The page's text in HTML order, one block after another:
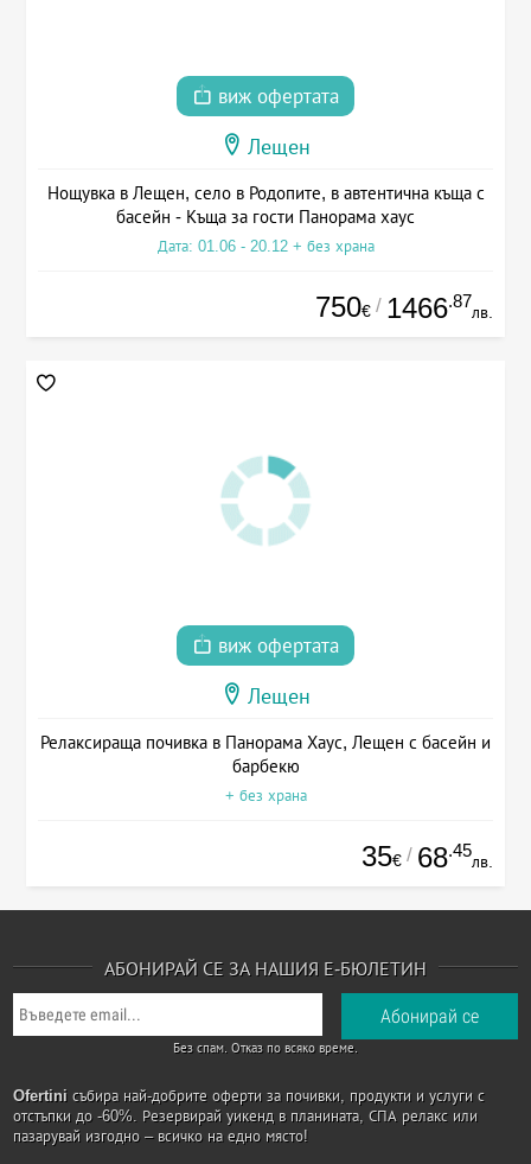
виж офертата
Лещен
Нощувка в Лещен, село в Родопите, в автентична къща с
басейн - Къща за гости Панорама хаус
Дата: 01.06 - 20.12 + без храна
750€ / 1466.87
лв.
виж офертата
Лещен
Релаксираща почивка в Панорама Хаус, Лещен с басейн и
барбекю
+ без храна
35€ / 68.45
лв.
АБОНИРАЙ СЕ ЗА НАШИЯ Е-БЮЛЕТИН
Без спам. Отказ по всяко време.
Ofertini събира най-добрите оферти за почивки, продукти и услуги с
отстъпки до -60%. Резервирай уикенд в планината, СПА релакс или
пазарувай изгодно – всичко на едно място!